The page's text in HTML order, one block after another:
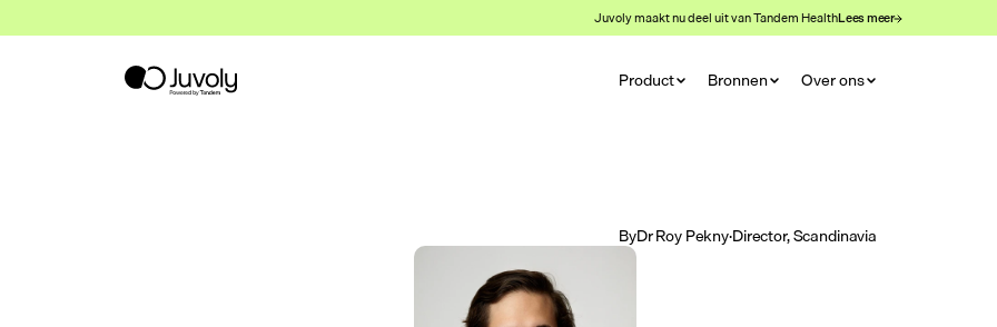
Juvoly maakt nu deel uit van Tandem HealthLees meer
Product Bronnen Over ons
ByDr Roy Pekny·Director, Scandinavia